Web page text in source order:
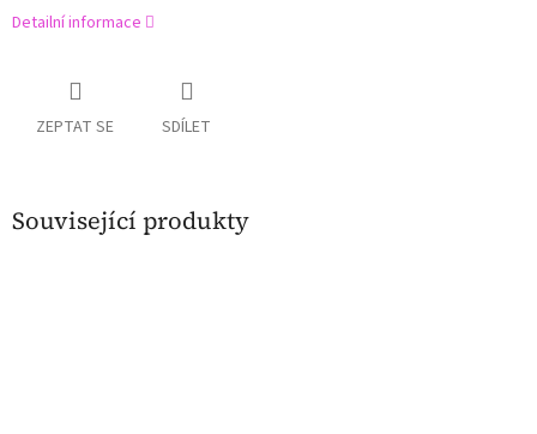
Detailní informace
ZEPTAT SE SDÍLET
Související produkty